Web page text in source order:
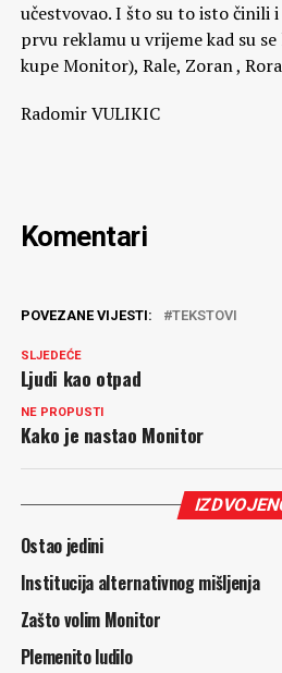
učestvovao. I što su to isto činili
prvu reklamu u vrijeme kad su
kupe Monitor), Rale, Zoran ,
Radomir VULIKIC
Komentari
POVEZANE VIJESTI: TEKSTOVI
SLJEDEĆE
Ljudi kao otpad
NE PROPUSTI
Kako je nastao Monitor
Ostao jedini
Institucija alternativnog mišljenja
Zašto volim Monitor
Plemenito ludilo